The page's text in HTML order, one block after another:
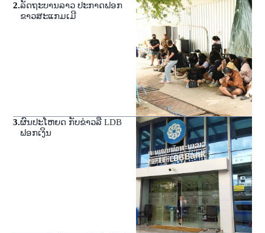
2.ລັດຖະບານລາວ ປະກາດຟອກ
ຂາວສະແກມເມີ
3.ຜົນປະໂຫຍດ ກັບຂ່າວລື LDB
ຟອກເງິນ